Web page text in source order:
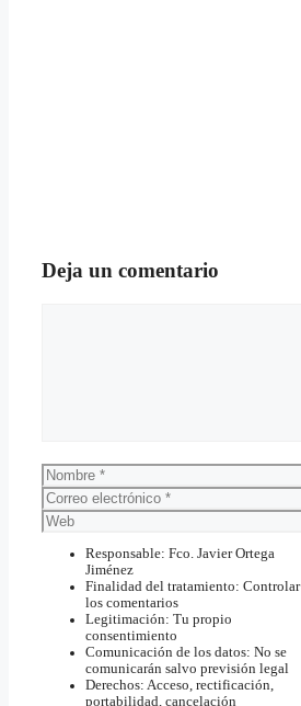
Deja un comentario
Nombre
Correo
electrónico
Web
Responsable: Fco. Javier Ortega
Jiménez
Finalidad del tratamiento: Controlar
los comentarios
Legitimación: Tu propio
consentimiento
Comunicación de los datos: No se
comunicarán salvo previsión legal
Derechos: Acceso, rectificación,
portabilidad, cancelación